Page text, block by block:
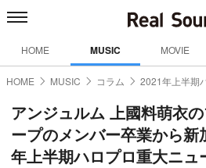
HOME MUSIC MOVIE
HOME MUSIC コラム 2021年上半期
アンジュルム 上國料萌衣
ープのメンバー卒業から
年上半期ハロプロ重大ニュ